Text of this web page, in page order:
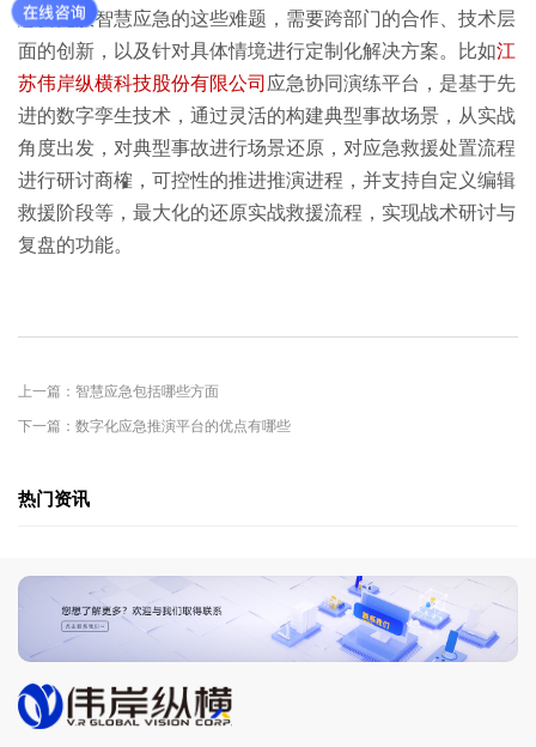
想要克服智慧应急的这些难题，需要跨部门的合作、技术层
面的创新，以及针对具体情境进行定制化解决方案。比如江
苏伟岸纵横科技股份有限公司 应急协同演练平台，是基于先
进的数字孪生技术，通过灵活的构建典型事故场景，从实战
角度出发，对典型事故进行场景还原，对应急救援处置流程
进行研讨商榷，可控性的推进推演进程，并支持自定义编辑
救援阶段等，最大化的还原实战救援流程，实现战术研讨与
复盘的功能。
上一篇：智慧应急包括哪些方面
下一篇：数字化应急推演平台的优点有哪些
热门资讯